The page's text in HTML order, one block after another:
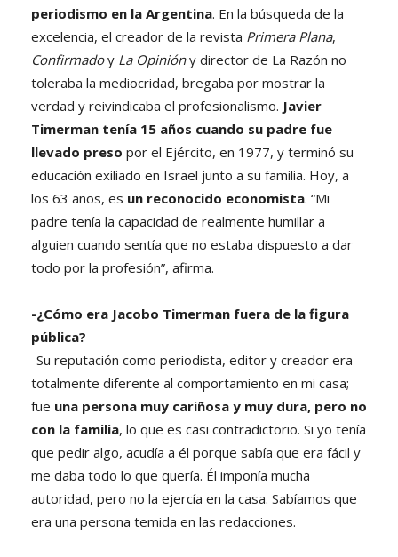
periodismo en la Argentina. En la búsqueda de la
excelencia, el creador de la revista Primera Plana,
Confirmadoy La Opinióny director de La Razón no
toleraba la mediocridad, bregaba por mostrar la
verdad y reivindicaba el profesionalismo. Javier
Timerman tenía 15 años cuando su padre fue
llevado preso por el Ejército, en 1977, y terminó su
educación exiliado en Israel junto a su familia. Hoy, a
los 63 años, es un reconocido economista. “Mi
padre tenía la capacidad de realmente humillar a
alguien cuando sentía que no estaba dispuesto a dar
todo por la profesión”, afirma.
-¿Cómo era Jacobo Timerman fuera de la figura
pública?
-Su reputación como periodista, editor y creador era
totalmente diferente al comportamiento en mi casa;
fue una persona muy cariñosa y muy dura, pero no
con la familia, lo que es casi contradictorio. Si yo tenía
que pedir algo, acudía a él porque sabía que era fácil y
me daba todo lo que quería. Él imponía mucha
autoridad, pero no la ejercía en la casa. Sabíamos que
era una persona temida en las redacciones.